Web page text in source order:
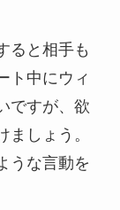
ると相手も
ト中にウィ
ですが、欲
しょう。
うな言動を